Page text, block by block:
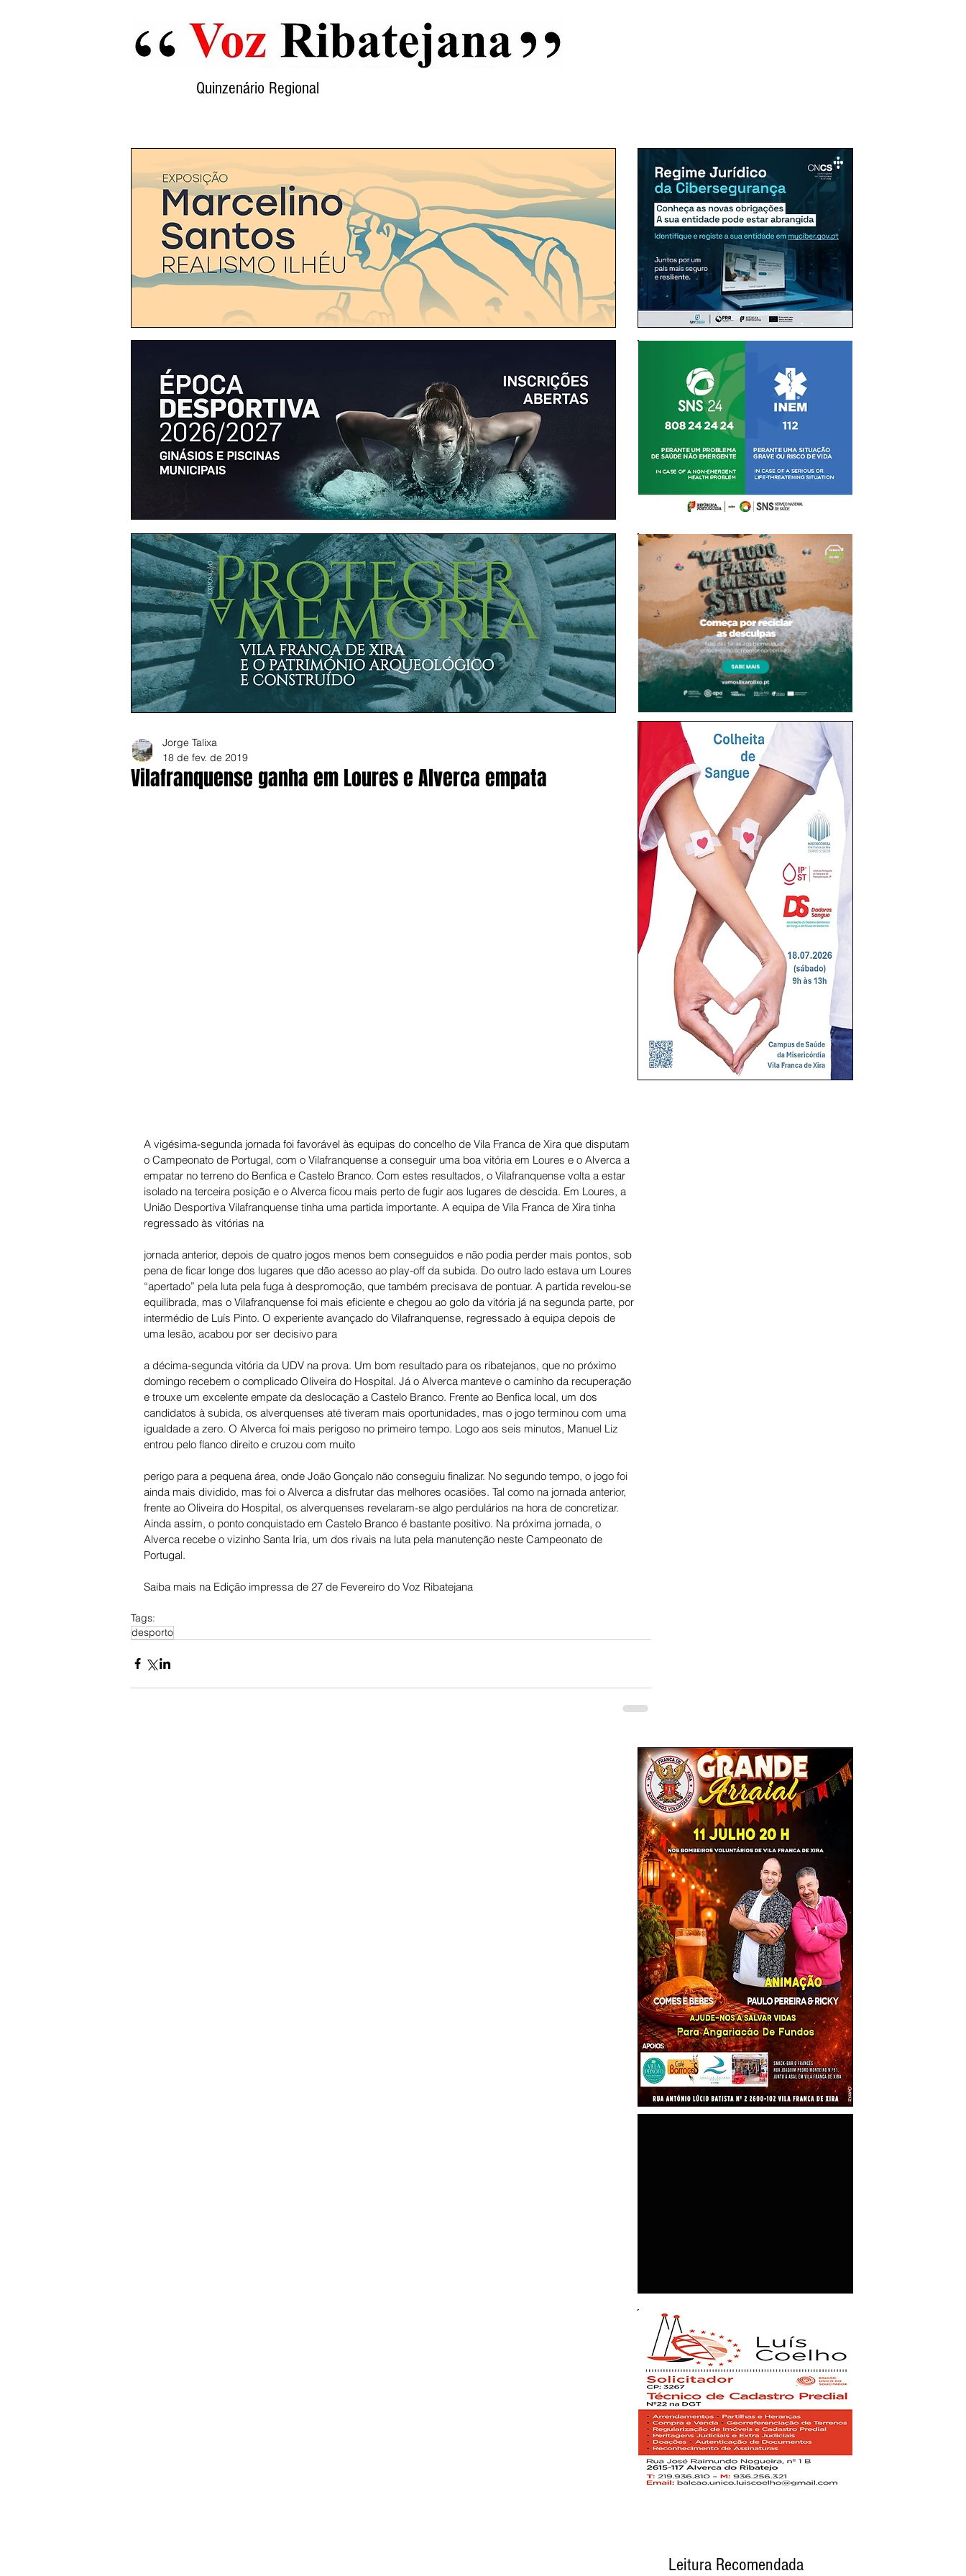
Quinzenário Regional
Vilafranquense ganha em Loures e Alverca empata
Jorge Talixa
18 de fev. de 2019
A vigésima-segunda jornada foi favorável às equipas do concelho de Vila Franca de Xira que disputam
o Campeonato de Portugal, com o Vilafranquense a conseguir uma boa vitória em Loures e o Alverca a
empatar no terreno do Benfica e Castelo Branco. Com estes resultados, o Vilafranquense volta a estar
isolado na terceira posição e o Alverca ficou mais perto de fugir aos lugares de descida. Em Loures, a
União Desportiva Vilafranquense tinha uma partida importante. A equipa de Vila Franca de Xira tinha
regressado às vitórias na
jornada anterior, depois de quatro jogos menos bem conseguidos e não podia perder mais pontos, sob
pena de ficar longe dos lugares que dão acesso ao play-off da subida. Do outro lado estava um Loures
“apertado” pela luta pela fuga à despromoção, que também precisava de pontuar. A partida revelou-se
equilibrada, mas o Vilafranquense foi mais eficiente e chegou ao golo da vitória já na segunda parte, por
intermédio de Luís Pinto. O experiente avançado do Vilafranquense, regressado à equipa depois de
uma lesão, acabou por ser decisivo para
a décima-segunda vitória da UDV na prova. Um bom resultado para os ribatejanos, que no próximo
domingo recebem o complicado Oliveira do Hospital. Já o Alverca manteve o caminho da recuperação
e trouxe um excelente empate da deslocação a Castelo Branco. Frente ao Benfica local, um dos
candidatos à subida, os alverquenses até tiveram mais oportunidades, mas o jogo terminou com uma
igualdade a zero. O Alverca foi mais perigoso no primeiro tempo. Logo aos seis minutos, Manuel Liz
entrou pelo flanco direito e cruzou com muito
perigo para a pequena área, onde João Gonçalo não conseguiu finalizar. No segundo tempo, o jogo foi
ainda mais dividido, mas foi o Alverca a disfrutar das melhores ocasiões. Tal como na jornada anterior,
frente ao Oliveira do Hospital, os alverquenses revelaram-se algo perdulários na hora de concretizar.
Ainda assim, o ponto conquistado em Castelo Branco é bastante positivo. Na próxima jornada, o
Alverca recebe o vizinho Santa Iria, um dos rivais na luta pela manutenção neste Campeonato de
Portugal.
Saiba mais na Edição impressa de 27 de Fevereiro do Voz Ribatejana
Tags:
desporto
Leitura Recomendada